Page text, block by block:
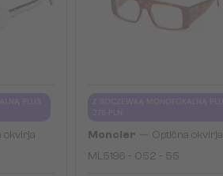
okvirja
Moncler
Optična okvirja
ML5186 - 052 - 55